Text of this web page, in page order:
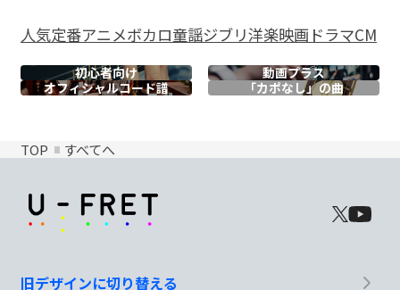
人気定番アニメボカロ童謡ジブリ洋楽映画ドラマCM
初心者向け
動画プラス
オフィシャルコード譜 「カポなし」の曲
TOP すべてへ
旧デザインに切り替える